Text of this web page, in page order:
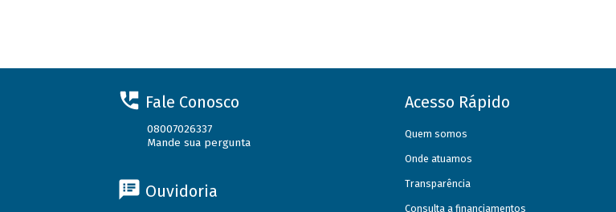
Fale Conosco
08007026337
Mande sua pergunta
Ouvidoria
Acesso Rápido
Quem somos
Onde atuamos
Transparência
Consulta a financiamentos